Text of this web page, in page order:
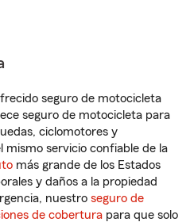
seguro de motocicleta
seguro de motocicleta para
ciclomotores y
servicio confiable de la
más grande de los Estados
y daños a la propiedad
nuestro seguro de
de cobertura para que solo